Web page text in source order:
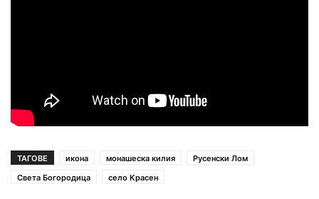
ТАГОВЕ икона монашеска килия
Русенски Лом
Света Богородица
село Красен